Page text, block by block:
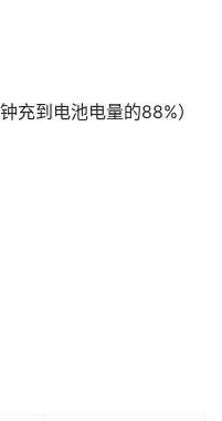
充到电池电量的88%）